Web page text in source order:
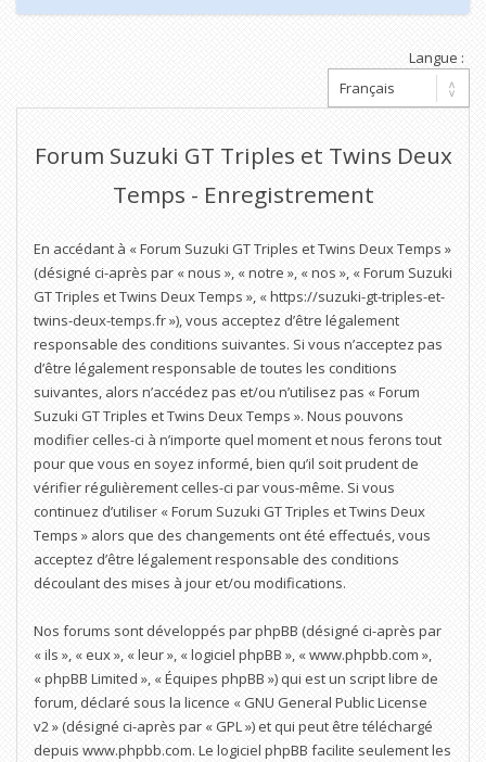
Langue :
Forum Suzuki GT Triples et Twins Deux
Temps - Enregistrement
En accédant à « Forum Suzuki GT Triples et Twins Deux Temps »
(désigné ci-après par « nous », « notre », « nos », « Forum Suzuki
GT Triples et Twins Deux Temps », « https://suzuki-gt-triples-et-
twins-deux-temps.fr »), vous acceptez d’être légalement
responsable des conditions suivantes. Si vous n’acceptez pas
d’être légalement responsable de toutes les conditions
suivantes, alors n’accédez pas et/ou n’utilisez pas « Forum
Suzuki GT Triples et Twins Deux Temps ». Nous pouvons
modifier celles-ci à n’importe quel moment et nous ferons tout
pour que vous en soyez informé, bien qu’il soit prudent de
vérifier régulièrement celles-ci par vous-même. Si vous
continuez d’utiliser « Forum Suzuki GT Triples et Twins Deux
Temps » alors que des changements ont été effectués, vous
acceptez d’être légalement responsable des conditions
découlant des mises à jour et/ou modifications.
Nos forums sont développés par phpBB (désigné ci-après par
« ils », « eux », « leur », « logiciel phpBB », « www.phpbb.com »,
« phpBB Limited », « Équipes phpBB ») qui est un script libre de
forum, déclaré sous la licence «GNU General Public License
v2» (désigné ci-après par « GPL ») et qui peut être téléchargé
depuis www.phpbb.com. Le logiciel phpBB facilite seulement les